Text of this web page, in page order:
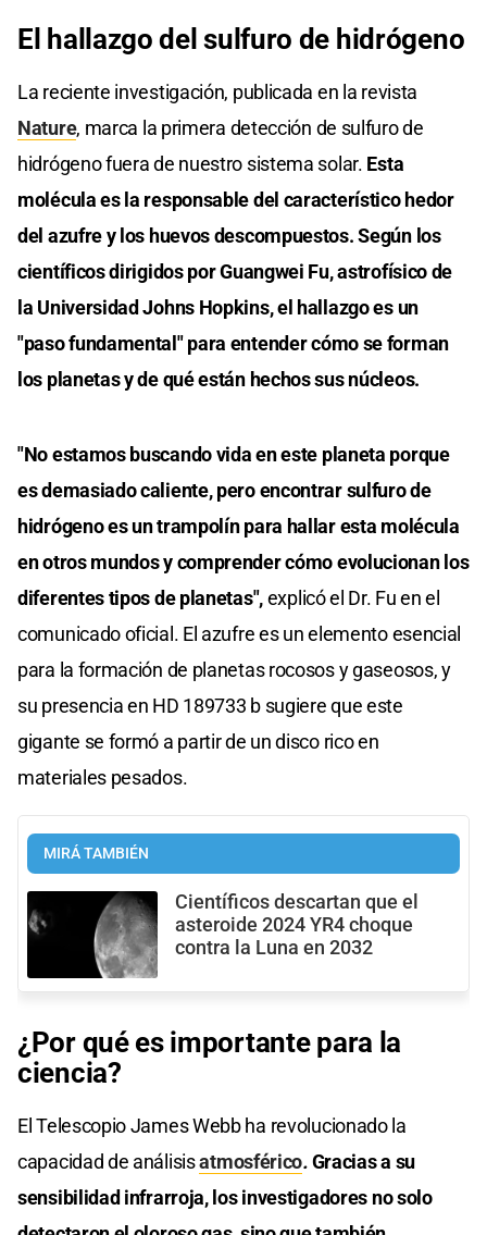
El hallazgo del sulfuro de hidrógeno
La reciente investigación, publicada en la revista
Nature, marca la primera detección de sulfuro de
hidrógeno fuera de nuestro sistema solar. Esta
molécula es la responsable del característico hedor
del azufre y los huevos descompuestos. Según los
científicos dirigidos por Guangwei Fu, astrofísico de
la Universidad Johns Hopkins, el hallazgo es un
"paso fundamental" para entender cómo se forman
los planetas y de qué están hechos sus núcleos.
"No estamos buscando vida en este planeta porque
es demasiado caliente, pero encontrar sulfuro de
hidrógeno es un trampolín para hallar esta molécula
en otros mundos y comprender cómo evolucionan los
diferentes tipos de planetas",explicó el Dr. Fu en el
comunicado oficial. El azufre es un elemento esencial
para la formación de planetas rocosos y gaseosos, y
su presencia en HD 189733 b sugiere que este
gigante se formó a partir de un disco rico en
materiales pesados.
MIRÁ TAMBIÉN
Científicos descartan que el
asteroide 2024 YR4 choque
contra la Luna en 2032
¿Por qué es importante para la
ciencia?
El Telescopio James Webb ha revolucionado la
capacidad de análisisatmosférico.Gracias a su
sensibilidad infrarroja, los investigadores no solo